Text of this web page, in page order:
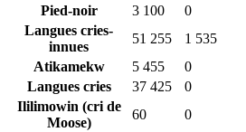
Pied-noir
3 100 0
Langues cries-
innues
51 255 1 535
Atikamekw
5 455 0
Langues cries
37 425 0
Ililimowin (cri de
Moose)
60 0